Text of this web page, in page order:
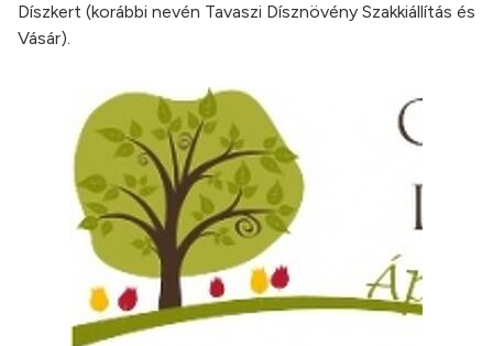
Díszkert (korábbi nevén Tavaszi Dísznövény Szakkiállítás és
Vásár).